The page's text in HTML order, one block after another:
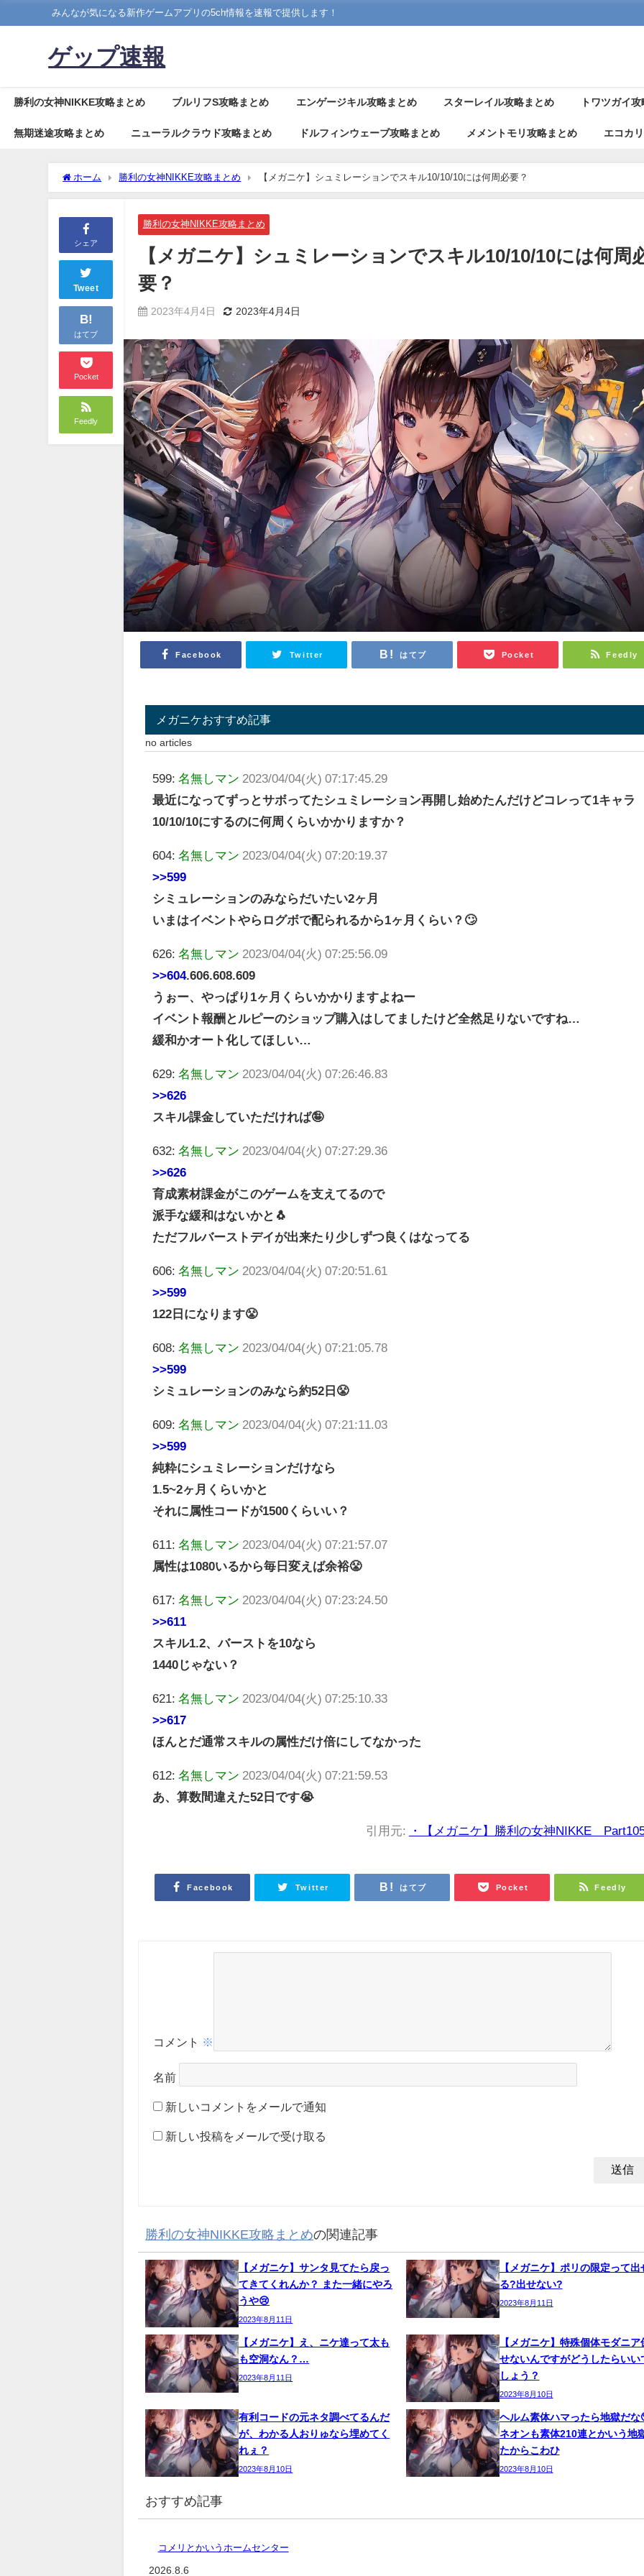
みんなが気になる新作ゲームアプリの5ch情報を速報で提供します！
ゲップ速報
勝利の女神NIKKE攻略まとめ ブルリフS攻略まとめ エンゲージキル攻略まとめ スターレイル攻略まとめ トワツガイ
無期迷途攻略まとめ ニューラルクラウド攻略まとめ ドルフィンウェーブ攻略まとめ メメントモリ攻略まとめ エコカ
ホーム 勝利の女神NIKKE攻略まとめ 【メガニケ】シュミレーションでスキル10/10/10には何周必要？
シェア
Tweet
B!
はてブ
Pocket
Feedly
勝利の女神NIKKE攻略まとめ
【メガニケ】シュミレーションでスキル10/10/10には何周
要？
2023年4月4日 2023年4月4日
Facebook Twitter はてブ Pocket Feedly
メガニケおすすめ記事
no articles
599:名無しマン 2023/04/04(火) 07:17:45.29
最近になってずっとサボってたシュミレーション再開し始めたんだけどコレって1キャラ
10/10/10にするのに何周くらいかかりますか？
604:名無しマン 2023/04/04(火) 07:20:19.37
>>599
シミュレーションのみならだいたい2ヶ月
いまはイベントやらログボで配られるから1ヶ月くらい？🙄
626:名無しマン 2023/04/04(火) 07:25:56.09
>>604.606.608.609
うぉー、やっぱり1ヶ月くらいかかりますよねー
イベント報酬とルピーのショップ購入はしてましたけど全然足りないですね…
緩和かオート化してほしい…
629:名無しマン 2023/04/04(火) 07:26:46.83
>>626
スキル課金していただければ🤪
632:名無しマン 2023/04/04(火) 07:27:29.36
>>626
育成素材課金がこのゲームを支えてるので
派手な緩和はないかと🐧
ただフルバーストデイが出来たり少しずつ良くはなってる
606:名無しマン 2023/04/04(火) 07:20:51.61
>>599
122日になります😤
608:名無しマン 2023/04/04(火) 07:21:05.78
>>599
シミュレーションのみなら約52日😤
609:名無しマン 2023/04/04(火) 07:21:11.03
>>599
純粋にシュミレーションだけなら
1.5~2ヶ月くらいかと
それに属性コードが1500くらいい？
611:名無しマン 2023/04/04(火) 07:21:57.07
属性は1080いるから毎日変えば余裕😤
617:名無しマン 2023/04/04(火) 07:23:24.50
>>611
スキル1.2、バーストを10なら
1440じゃない？
621:名無しマン 2023/04/04(火) 07:25:10.33
>>617
ほんとだ通常スキルの属性だけ倍にしてなかった
612:名無しマン 2023/04/04(火) 07:21:59.53
あ、算数間違えた52日です😭
引用元: ・【メガニケ】勝利の女神NIKKE
Facebook Twitter はてブ Pocket Feedly
コメント ※
名前
新しいコメントをメールで通知
新しい投稿をメールで受け取る
勝利の女神NIKKE攻略まとめの関連記事
【メガニケ】サンタ見てたら戻っ
てきてくれんか？ また一緒にやろ
うや😢
2023年8月11日
【メガニケ】ポリの限定って出
る?出せない?
2023年8月11日
【メガニケ】え、ニケ達って太も
も空洞なん？…
2023年8月11日
【メガニケ】特殊個体モダニア
せないんですがどうしたらいい
しょう？
2023年8月10日
有利コードの元ネタ調べてるんだ
が、わかる人おりゅなら埋めてく
れぇ？
2023年8月10日
ヘルム素体ハマったら地獄だな
ネオンも素体210連とかいう地
たからこわひ
2023年8月10日
おすすめ記事
コメリとかいうホームセンター
2026.8.6